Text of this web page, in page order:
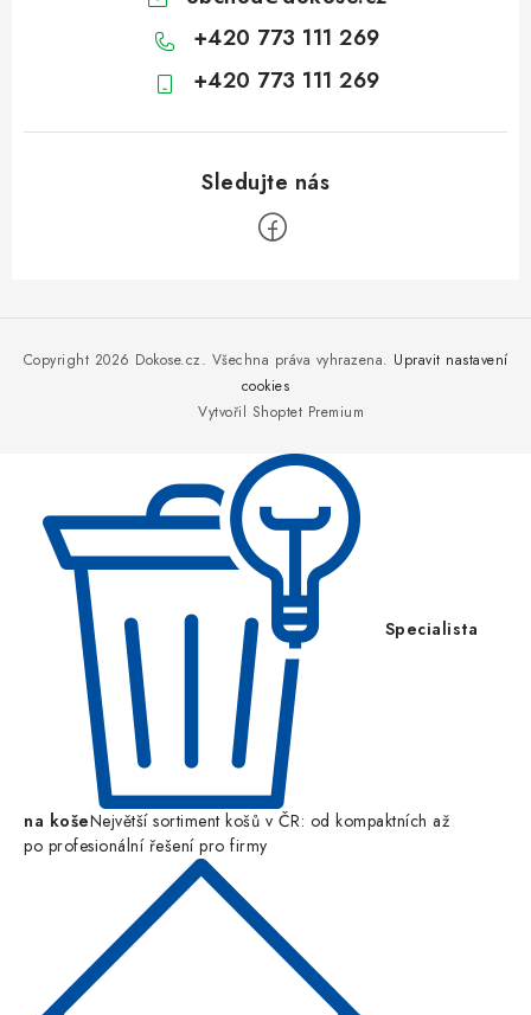
+420 773 111 269
+420 773 111 269
Vytvořil Shoptet Premium
Copyright 2026 Dokose.cz. Všechna práva vyhrazena. Upravit nastavení
cookies
Specialista
na košeNejvětší sortiment košů v ČR: od kompaktních až
po profesionální řešení pro firmy